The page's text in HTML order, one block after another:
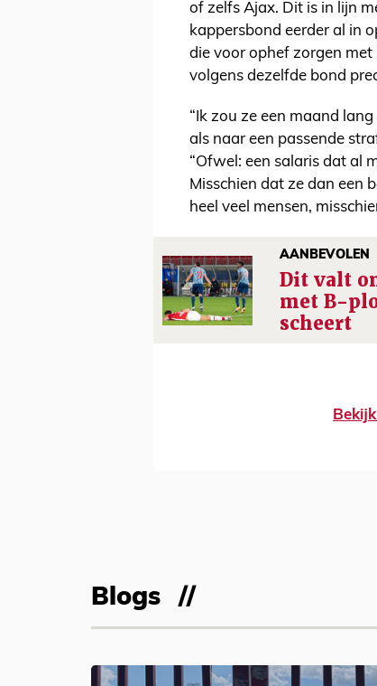
of zelfs Ajax. Dit is in lijn
kappersbond eerder al in
die voor ophef zorgen
volgens dezelfde bond
“Ik zou ze een maand
als naar een passende
“Ofwel: een salaris dat al
Misschien dat ze dan een
heel veel mensen,
AANBEVOLEN
Dit valt
met B-
scheert
Blogs